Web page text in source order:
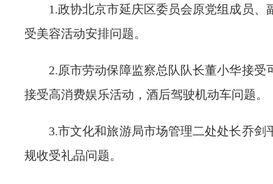
1.政协北京市延庆区委员会原党组成员
受美容活动安排问题。
2.原市劳动保障监察总队队长董小华接
接受高消费娱乐活动，酒后驾驶机动车问题。
3.市文化和旅游局市场管理二处处长乔
规收受礼品问题。